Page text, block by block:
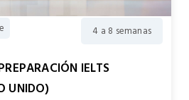
4 a 8 semanas
IELTS
UNIDO)